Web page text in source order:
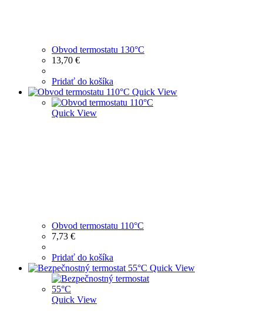
Obvod termostatu 130°C
13,70 €
Pridať do košíka
Quick View
Quick View
Obvod termostatu 110°C
7,73 €
Pridať do košíka
Quick View
Quick View